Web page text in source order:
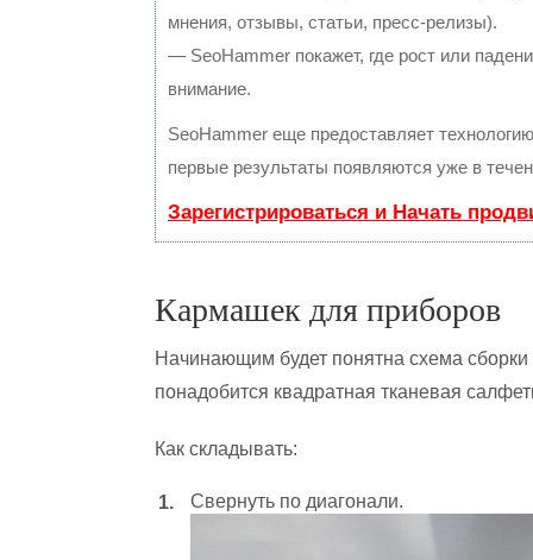
мнения, отзывы, статьи, пресс-релизы).
— SeoHammer покажет, где рост или
внимание.
SeoHammer еще предоставляет
первые результаты появляются уже в
Зарегистрироваться и Начать
Кармашек для приборов
Начинающим будет понятна схема сборки
понадобится квадратная тканевая
Как складывать:
Свернуть по диагонали.